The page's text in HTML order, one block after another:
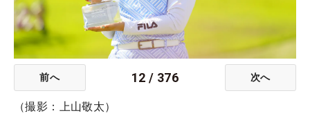
前へ 12 / 376 次へ
（撮影：上山敬太）